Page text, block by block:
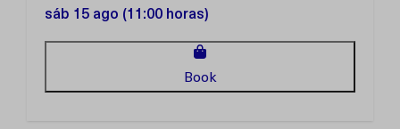
sáb 15 ago (11:00 horas)
Book